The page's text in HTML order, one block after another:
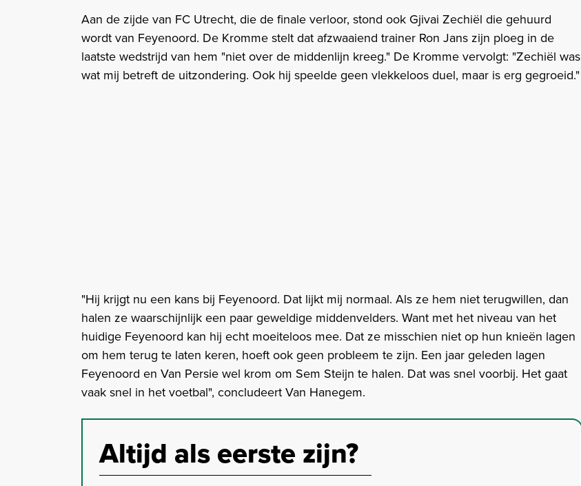
Aan de zijde van FC Utrecht, die de finale verloor, stond ook Gjivai Zechiël die gehuurd
wordt van Feyenoord. De Kromme stelt dat afzwaaiend trainer Ron Jans zijn ploeg in de
laatste wedstrijd van hem "niet over de middenlijn kreeg." De Kromme vervolgt: "Zechiël was
wat mij betreft de uitzondering. Ook hij speelde geen vlekkeloos duel, maar is erg gegroeid."
"Hij krijgt nu een kans bij Feyenoord. Dat lijkt mij normaal. Als ze hem niet terugwillen, dan
halen ze waarschijnlijk een paar geweldige middenvelders. Want met het niveau van het
huidige Feyenoord kan hij echt moeiteloos mee. Dat ze misschien niet op hun knieën lagen
om hem terug te laten keren, hoeft ook geen probleem te zijn. Een jaar geleden lagen
Feyenoord en Van Persie wel krom om Sem Steijn te halen. Dat was snel voorbij. Het gaat
vaak snel in het voetbal", concludeert Van Hanegem.
Altijd als eerste zijn?